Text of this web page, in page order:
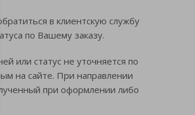
в клиентскую службу
по Вашему заказу.
или статус не уточняется по
на сайте. При направлении
при оформлении либо